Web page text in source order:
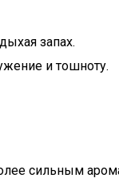
запах.
и тошноту.
сильным